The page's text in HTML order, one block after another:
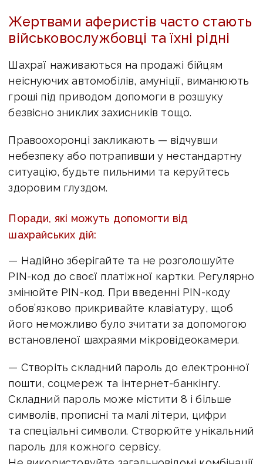
Жертвами аферистів часто стають
військовослужбовці та їхні рідні
Шахраї наживаються на продажі бійцям
неіснуючих автомобілів, амуніції, виманюють
гроші під приводом допомоги в розшуку
безвісно зниклих захисників тощо.
Правоохоронці закликають — відчувши
небезпеку або потрапивши у нестандартну
ситуацію, будьте пильними та керуйтесь
здоровим глуздом.
Поради, які можуть допомогти від
шахрайських дій:
— Надійно зберігайте та не розголошуйте
PIN-код до своєї платіжної картки. Регулярно
змінюйте PIN-код. При введенні PIN-коду
обов’язково прикривайте клавіатуру, щоб
його неможливо було зчитати за допомогою
встановленої шахраями мікровідеокамери.
— Створіть складний пароль до електронної
пошти, соцмереж та інтернет-банкінгу.
Складний пароль може містити 8 і більше
символів, прописні та малі літери, цифри
та спеціальні символи. Створюйте унікальний
пароль для кожного сервісу.